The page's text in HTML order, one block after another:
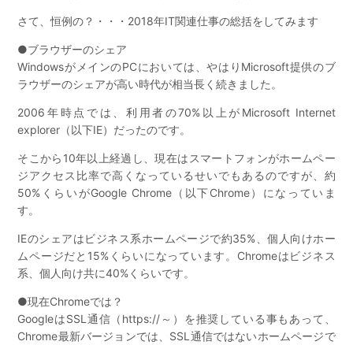
さて、恒例の？・・・2018年IT関連仕事の総括をしてみます
●ブラウザーのシェア
WindowsがメインのPCにおいては、やはりMicrosoft提供のブ
ラウザーのシェアが高い時代が相当長く続きました。
2006年時点では、利用者の70%以上がMicrosoft Internet
explorer（以下IE）だったのです。
そこから10年以上経過し、現在はスマートフォンがホームペー
ジアクセス比率で高くなっているせいでもあるのですが、約
50%くらいがGoogle Chrome（以下Chrome）になっていま
す。
IEのシェアはビジネス系ホームページで約35%、個人向けホー
ムページだと15%くらいになっています。Chromeはビジネス
系、個人向け共に40%くらいです。
●現在Chromeでは？
GoogleはSSL通信（https://～）を推奨している事もあって、
Chrome最新バージョンでは、SSL通信ではないホームページで